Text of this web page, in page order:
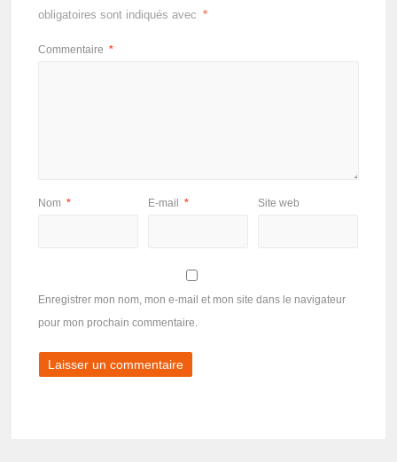
obligatoires sont indiqués avec
*
Commentaire *
Nom * E-mail * Site web
Enregistrer mon nom, mon e-mail et mon site dans le navigateur
pour mon prochain commentaire.